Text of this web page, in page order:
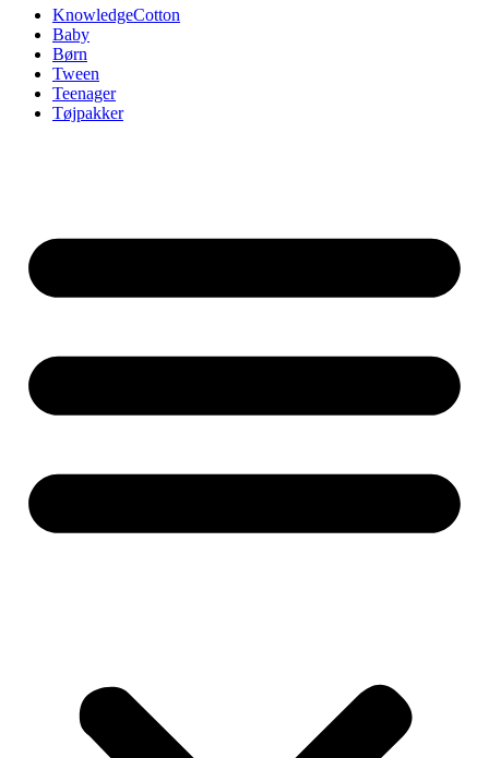
KnowledgeCotton
Baby
Børn
Tween
Teenager
Tøjpakker